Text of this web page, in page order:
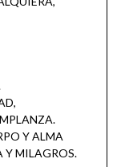
Y ALMA
Y MILAGROS.